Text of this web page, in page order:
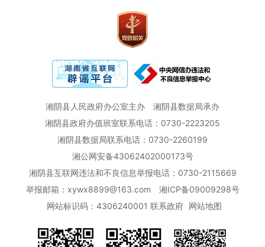
湘阴县人民政府办公室主办
湘阴县数据局承办
湘阴县政府办值班室联系电话：0730-2223205
湘阴县数据局联系电话：0730-2260199
湘公网安备43062402000173号
湘阴县互联网违法和不良信息举报电话：0730-2115669
举报邮箱：xywx8899@163.com
湘ICP备09009298号
网站标识码：4306240001 联系政府 网站地图